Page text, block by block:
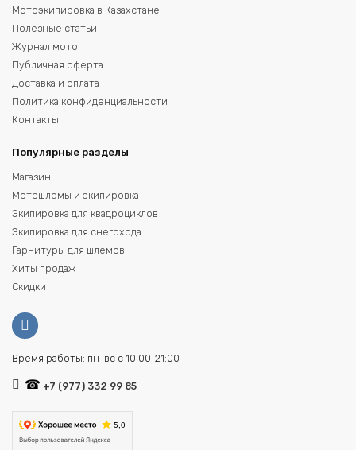
Мотоэкипировка в Казахстане
Полезные статьи
Журнал мото
Публичная оферта
Доставка и оплата
Политика конфиденциальности
Контакты
Популярные разделы
Магазин
Мотошлемы и экипировка
Экипировка для квадроциклов
Экипировка для снегохода
Гарнитуры для шлемов
Хиты продаж
Скидки
Время работы: пн-вс с 10:00-21:00
+7 (977) 332 99 85